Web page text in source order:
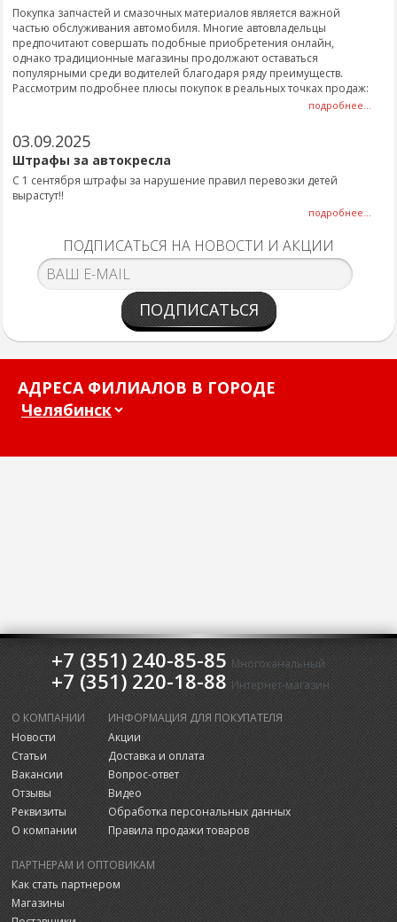
Покупка запчастей и смазочных материалов является важной
частью обслуживания автомобиля. Многие автовладельцы
предпочитают совершать подобные приобретения онлайн,
однако традиционные магазины продолжают оставаться
популярными среди водителей благодаря ряду преимуществ.
Рассмотрим подробнее плюсы покупок в реальных точках продаж:
подробнее...
03.09.2025
Штрафы за автокресла
С 1 сентября штрафы за нарушение правил перевозки детей
вырастут!!
подробнее...
ПОДПИСАТЬСЯ НА НОВОСТИ И АКЦИИ
ПОДПИСАТЬСЯ
АДРЕСА ФИЛИАЛОВ В ГОРОДЕ
+7 (351) 240-85-85 Многоканальный
+7 (351) 220-18-88 Интернет-магазин
О КОМПАНИИ
Новости
Статьи
Вакансии
Отзывы
Реквизиты
О компании
ИНФОРМАЦИЯ ДЛЯ ПОКУПАТЕЛЯ
Акции
Доставка и оплата
Вопрос-ответ
Видео
Обработка персональных данных
Правила продажи товаров
ПАРТНЕРАМ И ОПТОВИКАМ
Как стать партнером
Магазины